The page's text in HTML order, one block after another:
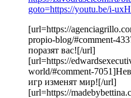
goto=https://youtu.be/i-
[url=https://
propio-blog/#comment-
поразят вас![/url]
[url=https://
world/#comment-
игр изменят мир![/url]
[url=https://